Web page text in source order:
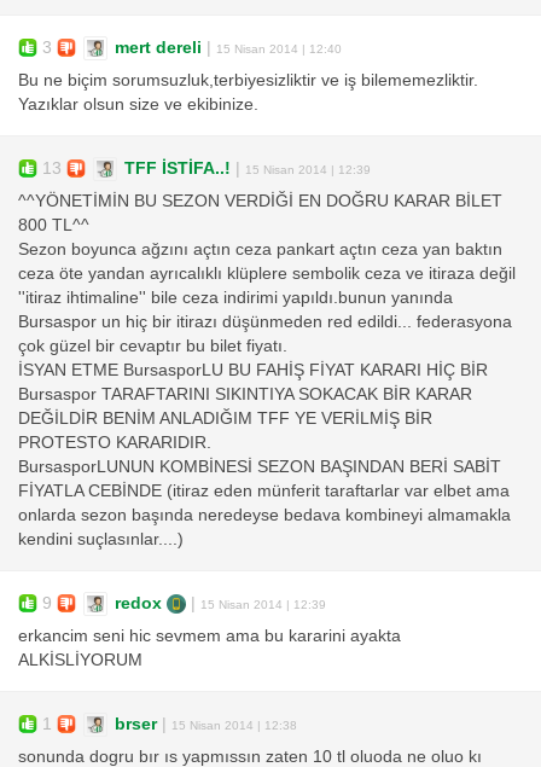
3 mert dereli | 15 Nisan 2014 | 12:40
Bu ne biçim sorumsuzluk,terbiyesizliktir ve iş bilememezliktir.
Yazıklar olsun size ve ekibinize.
13 TFF İSTİFA..! | 15 Nisan 2014 | 12:39
^^YÖNETİMİN BU SEZON VERDİĞİ EN DOĞRU KARAR BİLET
800 TL^^
Sezon boyunca ağzını açtın ceza pankart açtın ceza yan baktın
ceza öte yandan ayrıcalıklı klüplere sembolik ceza ve itiraza değil
''itiraz ihtimaline'' bile ceza indirimi yapıldı.bunun yanında
Bursaspor un hiç bir itirazı düşünmeden red edildi... federasyona
çok güzel bir cevaptır bu bilet fiyatı.
İSYAN ETME BursasporLU BU FAHİŞ FİYAT KARARI HİÇ BİR
Bursaspor TARAFTARINI SIKINTIYA SOKACAK BİR KARAR
DEĞİLDİR BENİM ANLADIĞIM TFF YE VERİLMİŞ BİR
PROTESTO KARARIDIR.
BursasporLUNUN KOMBİNESİ SEZON BAŞINDAN BERİ SABİT
FİYATLA CEBİNDE (itiraz eden münferit taraftarlar var elbet ama
onlarda sezon başında neredeyse bedava kombineyi almamakla
kendini suçlasınlar....)
9 redox | 15 Nisan 2014 | 12:39
erkancim seni hic sevmem ama bu kararini ayakta
ALKİSLİYORUM
1 brser| 15 Nisan 2014 | 12:38
sonunda dogru bır ıs yapmıssın zaten 10 tl oluoda ne oluo kı